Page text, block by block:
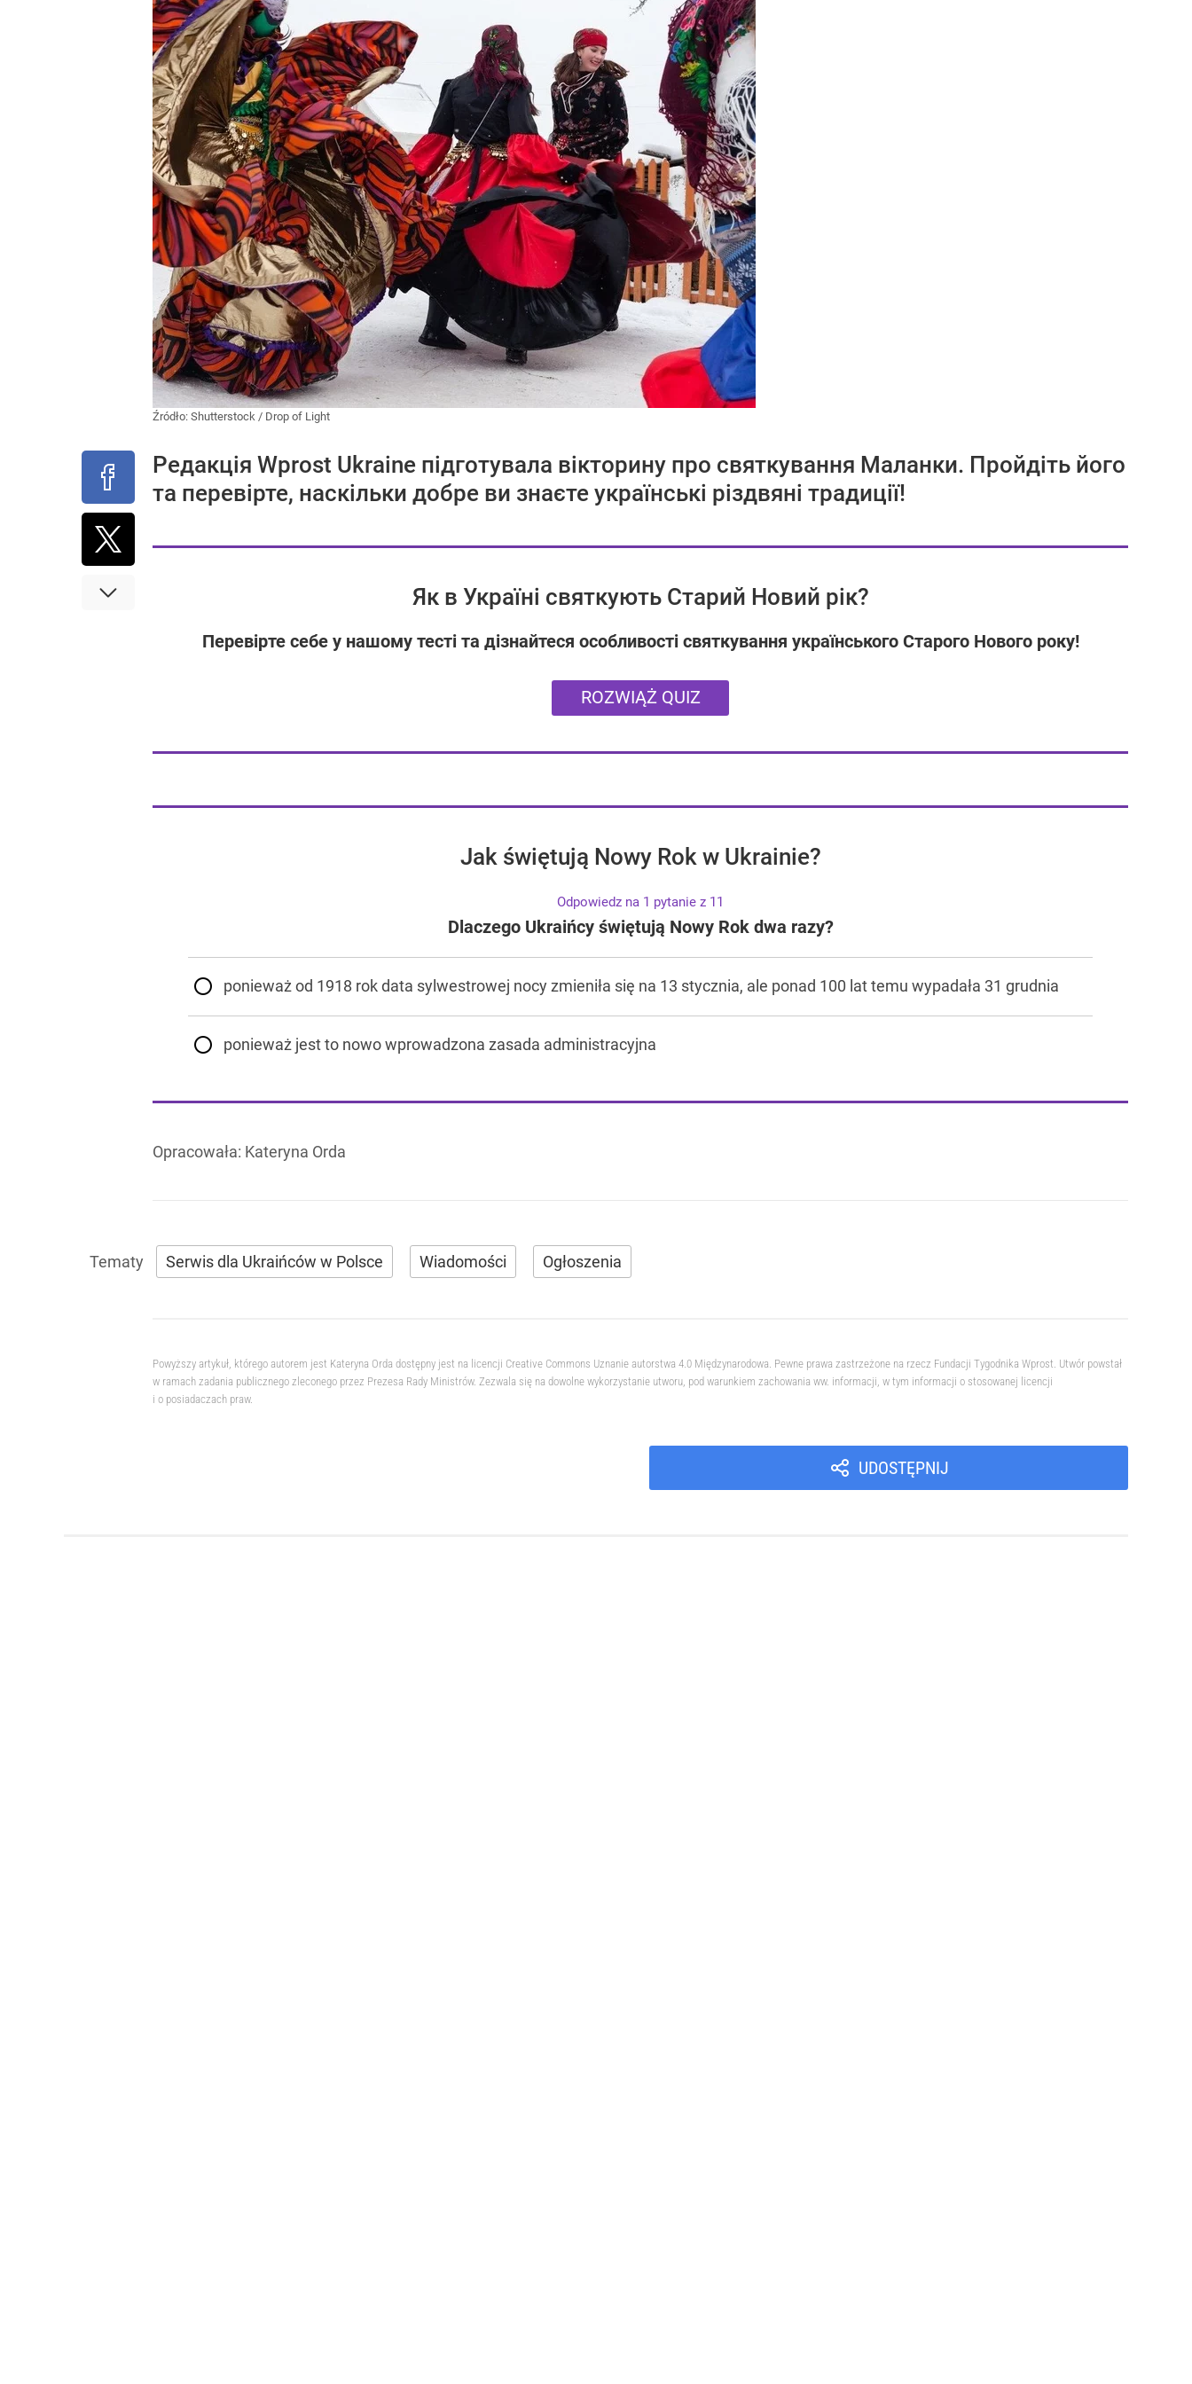
Źródło: Shutterstock / Drop of Light
Редакція Wprost Ukraine підготувала вікторину про святкування Маланки. Пройдіть його
та перевірте, наскільки добре ви знаєте українські різдвяні традиції!
Як в Україні святкують Старий Новий рік?
Перевірте себе у нашому тесті та дізнайтеся особливості святкування українського Старого Нового року!
ROZWIĄŻ QUIZ
Jak świętują Nowy Rok w Ukrainie?
Odpowiedz na 1 pytanie z 11
Dlaczego Ukraińcy świętują Nowy Rok dwa razy?
ponieważ od 1918 rok data sylwestrowej nocy zmieniła się na 13 stycznia, ale ponad 100 lat temu wypadała 31 grudnia
ponieważ jest to nowo wprowadzona zasada administracyjna
Opracowała: Kateryna Orda
Serwis dla Ukraińców w Polsce Wiadomości Ogłoszenia
Powyższy artykuł, którego autorem jest Kateryna Orda dostępny jest na licencji Creative Commons Uznanie autorstwa 4.0 Międzynarodowa. Pewne prawa zastrzeżone na rzecz Fundacji Tygodnika Wprost. Utwór powstał
w ramach zadania publicznego zleconego przez Prezesa Rady Ministrów. Zezwala się na dowolne wykorzystanie utworu, pod warunkiem zachowania ww. informacji, w tym informacji o stosowanej licencji
i o posiadaczach praw.
UDOSTĘPNIJ